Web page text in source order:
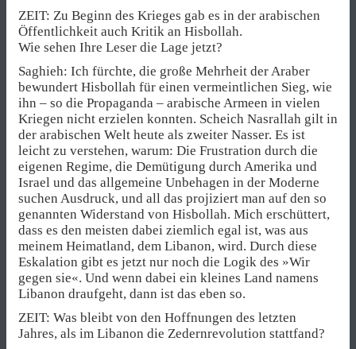
ZEIT: Zu Beginn des Krieges gab es in der arabischen
Öffentlichkeit auch Kritik an Hisbollah.
Wie sehen Ihre Leser die Lage jetzt?
Saghieh: Ich fürchte, die große Mehrheit der Araber
bewundert Hisbollah für einen vermeintlichen Sieg, wie
ihn – so die Propaganda – arabische Armeen in vielen
Kriegen nicht erzielen konnten. Scheich Nasrallah gilt in
der arabischen Welt heute als zweiter Nasser. Es ist
leicht zu verstehen, warum: Die Frustration durch die
eigenen Regime, die Demütigung durch Amerika und
Israel und das allgemeine Unbehagen in der Moderne
suchen Ausdruck, und all das projiziert man auf den so
genannten Widerstand von Hisbollah. Mich erschüttert,
dass es den meisten dabei ziemlich egal ist, was aus
meinem Heimatland, dem Libanon, wird. Durch diese
Eskalation gibt es jetzt nur noch die Logik des »Wir
gegen sie«. Und wenn dabei ein kleines Land namens
Libanon draufgeht, dann ist das eben so.
ZEIT: Was bleibt von den Hoffnungen des letzten
Jahres, als im Libanon die Zedernrevolution stattfand?